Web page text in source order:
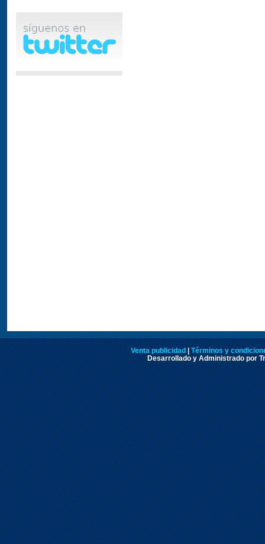
Venta publicidad
Términos y
Desarrollado y Administrado por